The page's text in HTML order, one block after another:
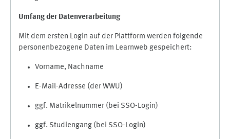
Umfang der Datenverarbeitung
Mit dem ersten Login auf der Plattform werden folgende
personenbezogene Daten im Learnweb gespeichert:
Vorname, Nachname
E-Mail-Adresse (der WWU)
ggf. Matrikelnummer (bei SSO-Login)
ggf. Studiengang (bei SSO-Login)